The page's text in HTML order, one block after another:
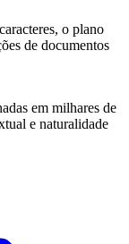
o plano
de documentos
em milhares de
e naturalidade